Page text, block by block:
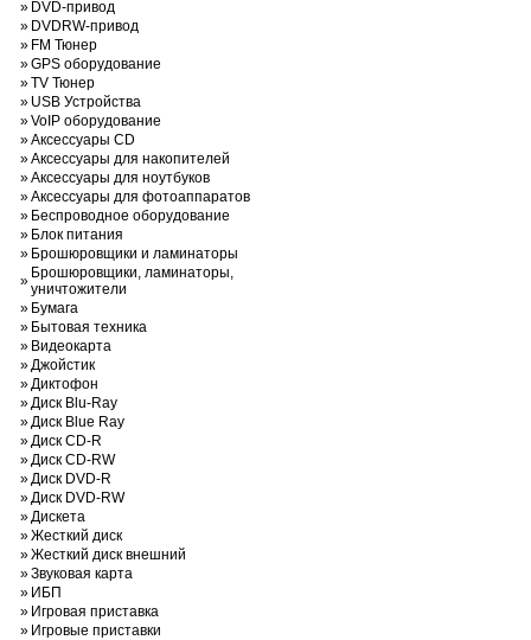
» DVD-привод
» DVDRW-привод
» FM Тюнер
»GPS оборудование
»TV Тюнер
» USB Устройства
»VoIP оборудование
»Аксессуары CD
»Аксессуары для накопителей
»Аксессуары для ноутбуков
»Аксессуары для фотоаппаратов
» Беспроводное оборудование
» Блок питания
» Брошюровщики и ламинаторы
» Брошюровщики, ламинаторы,
уничтожители
» Бумага
» Бытовая техника
» Видеокарта
»Джойстик
»Диктофон
»Диск Blu-Ray
»Диск Blue Ray
»Диск CD-R
»Диск CD-RW
»Диск DVD-R
»Диск DVD-RW
»Дискета
»Жесткий диск
»Жесткий диск внешний
»Звуковая карта
» ИБП
» Игровая приставка
» Игровые приставки